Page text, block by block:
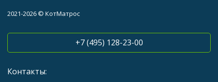
2021-2026 © КотМатрос
+7 (495) 128-23-00
Контакты: